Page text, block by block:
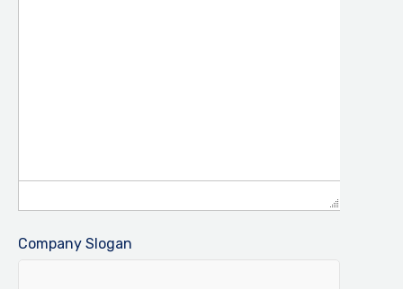
Company Slogan